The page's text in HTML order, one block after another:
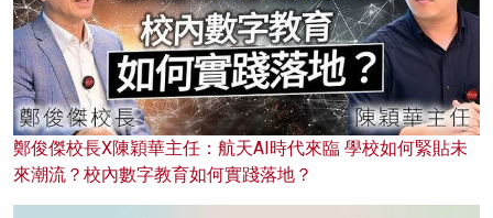
鄭俊傑校長X陳穎華主任：航天AI時代來臨 學校如何緊貼未
來潮流？校內數字教育如何實踐落地？